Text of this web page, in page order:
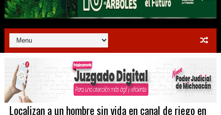
Localizan a un hombre sin vida en canal de riego en